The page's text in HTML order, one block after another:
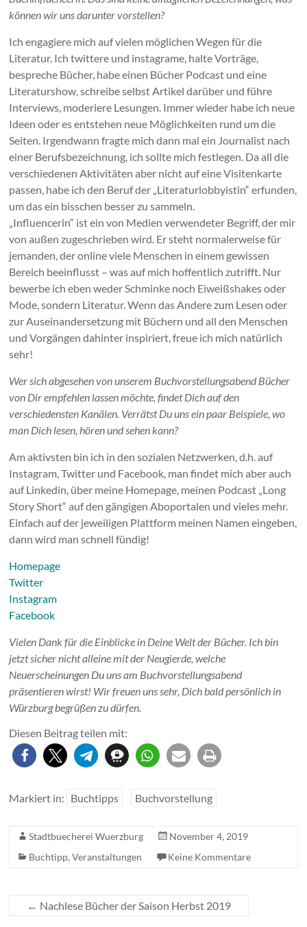
können wir uns darunter vorstellen?
Ich engagiere mich auf vielen möglichen Wegen für die
Literatur. Ich twittere und instagrame, halte Vorträge,
bespreche Bücher, habe einen Bücher Podcast und eine
Literaturshow, schreibe selbst Artikel darüber und führe
Interviews, moderiere Lesungen. Immer wieder habe ich neue
Ideen oder es entstehen neue Möglichkeiten rund um die
Seiten. Irgendwann fragte mich dann mal ein Journalist nach
einer Berufsbezeichnung, ich sollte mich festlegen. Da all die
verschiedenen Aktivitäten aber nicht auf eine Visitenkarte
passen, habe ich den Beruf der „Literaturlobbyistin“ erfunden,
um das ein bisschen besser zu sammeln.
„Influencerin“ ist ein von Medien verwendeter Begriff, der mir
von außen zugeschrieben wird. Er steht normalerweise für
jemanden, der online viele Menschen in einem gewissen
Bereich beeinflusst – was auf mich hoffentlich zutrifft. Nur
bewerbe ich eben weder Schminke noch Eiweißshakes oder
Mode, sondern Literatur. Wenn das Andere zum Lesen oder
zur Auseinandersetzung mit Büchern und all den Menschen
und Vorgängen dahinter inspiriert, freue ich mich natürlich
sehr!
Wer sich abgesehen von unserem Buchvorstellungsabend Bücher
von Dir empfehlen lassen möchte, findet Dich auf den
verschiedensten Kanälen. Verrätst Du uns ein paar Beispiele, wo
man Dich lesen, hören und sehen kann?
Am aktivsten bin ich in den sozialen Netzwerken, d.h. auf
Instagram, Twitter und Facebook, man findet mich aber auch
auf Linkedin, über meine Homepage, meinen Podcast „Long
Story Short“ auf den gängigen Aboportalen und vieles mehr.
Einfach auf der jeweiligen Plattform meinen Namen eingeben,
dann wird man schnell fündig!
Homepage
Twitter
Instagram
Facebook
Vielen Dank für die Einblicke in Deine Welt der Bücher. Ich bin
jetzt sicher nicht alleine mit der Neugierde, welche
Neuerscheinungen Du uns am Buchvorstellungsabend
präsentieren wirst! Wir freuen uns sehr, Dich bald persönlich in
Würzburg begrüßen zu dürfen.
Diesen Beitrag teilen mit:
Markiert in: Buchtipps Buchvorstellung
Stadtbuecherei Wuerzburg
November 4, 2019
Buchtipp,Veranstaltungen Keine Kommentare
← Nachlese Bücher der Saison Herbst 2019